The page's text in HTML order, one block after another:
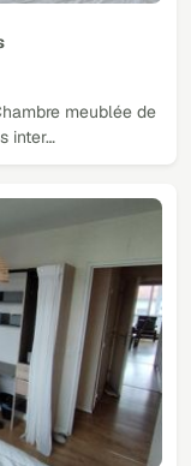
meublée de
inter…